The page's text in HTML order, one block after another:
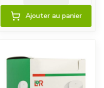
Ajouter au panier